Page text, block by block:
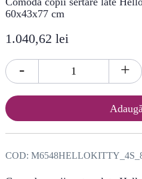
60x43x77 cm
1.040,62 lei
+
-
COD: